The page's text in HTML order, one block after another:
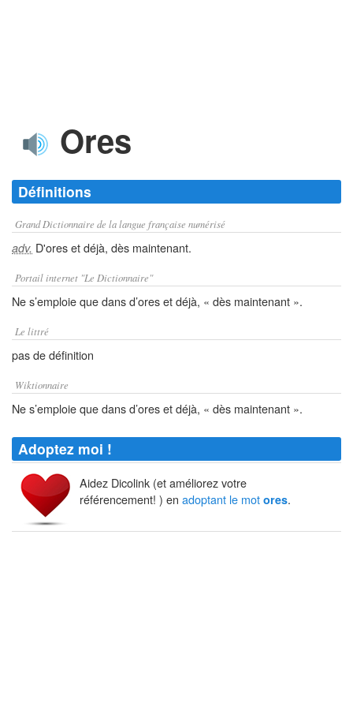
Ores
Définitions
Grand Dictionnaire de la langue française numérisé
adv. D'ores et déjà, dès maintenant.
Portail internet "Le Dictionnaire"
Ne s’emploie que dans d’ores et déjà, « dès maintenant ».
Le littré
pas de définition
Wiktionnaire
Ne s’emploie que dans d’ores et déjà, « dès maintenant ».
Adoptez moi !
Aidez Dicolink (et améliorez votre
référencement! ) en adoptant le mot ores.